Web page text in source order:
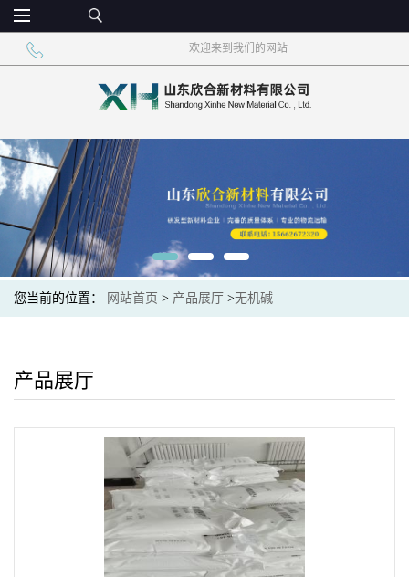
欢迎来到我们的网站
您当前的位置： 网站首页 > 产品展厅 >无机碱
产品展厅